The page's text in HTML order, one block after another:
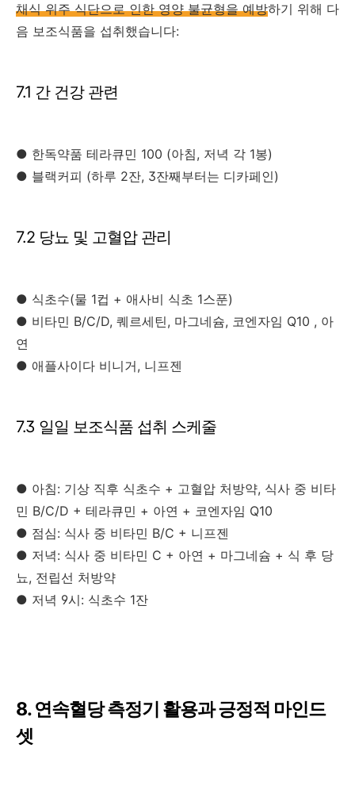
채식 위주 식단으로 인한 영양 불균형을 예방하기 위해 다
음 보조식품을 섭취했습니다:
7.1 간 건강 관련
● 한독약품 테라큐민 100 (아침, 저녁 각 1봉)
● 블랙커피 (하루 2잔, 3잔째부터는 디카페인)
7.2 당뇨 및 고혈압 관리
● 식초수(물 1컵 + 애사비 식초 1스푼)
● 비타민 B/C/D, 퀘르세틴, 마그네슘, 코엔자임 Q10 , 아
연
● 애플사이다 비니거, 니프젠
7.3 일일 보조식품 섭취 스케줄
● 아침: 기상 직후 식초수 + 고혈압 처방약, 식사 중 비타
민 B/C/D + 테라큐민 + 아연 + 코엔자임 Q10
● 점심: 식사 중 비타민 B/C + 니프젠
● 저녁: 식사 중 비타민 C + 아연 + 마그네슘 + 식 후 당
뇨, 전립선 처방약
● 저녁 9시: 식초수 1잔
8. 연속혈당 측정기 활용과 긍정적 마인드
셋